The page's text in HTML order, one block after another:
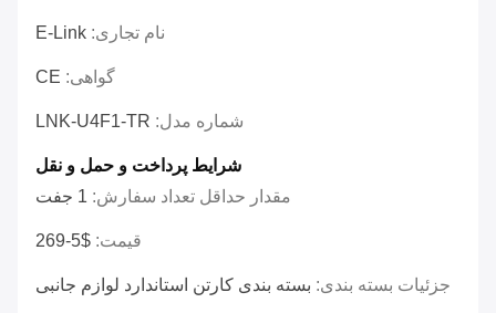
نام تجاری: E-Link
گواهی: CE
شماره مدل: LNK-U4F1-TR
شرایط پرداخت و حمل و نقل
مقدار حداقل تعداد سفارش: 1 جفت
قیمت: $5-269
جزئیات بسته بندی: بسته بندی کارتن استاندارد لوازم جانبی